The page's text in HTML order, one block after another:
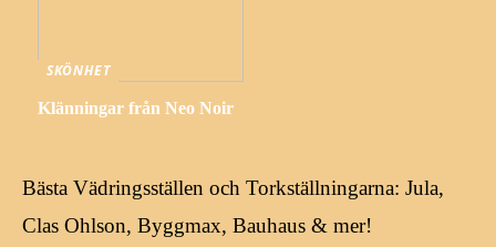
SKÖNHET
Klänningar från Neo Noir
Bästa Vädringsställen och Torkställningarna: Jula,
Clas Ohlson, Byggmax, Bauhaus & mer!